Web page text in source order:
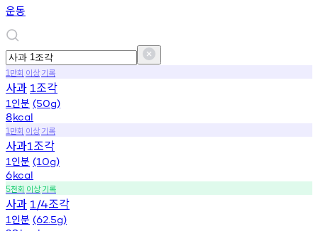
운동
1 만회 이상기록
사과 1조각
1 인분 (50g)
8kcal
1 만회 이상기록
사과1조각
1 인분 (10g)
6kcal
5천회 이상기록
사과 1/4조각
1 인분 (62.5g)